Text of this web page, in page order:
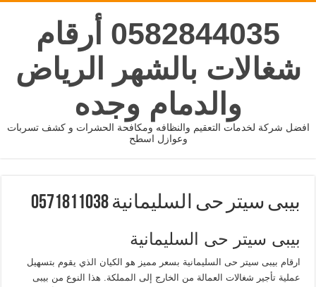
0582844035 أرقام
شغالات بالشهر الرياض
والدمام وجده
افضل شركة لخدمات التعقيم والنظافه ومكافحة الحشرات و كشف تسربات
وعوازل اسطح
بيبى سيتر حى السليمانية 0571811038
بيبى سيتر حى السليمانية
ارقام بيبى سيتر حى السليمانية بسعر مميز هو الكيان الذي يقوم بتسهيل
عملية تأجير شغالات العمالة من الخارج إلى المملكة. هذا النوع من بيبى